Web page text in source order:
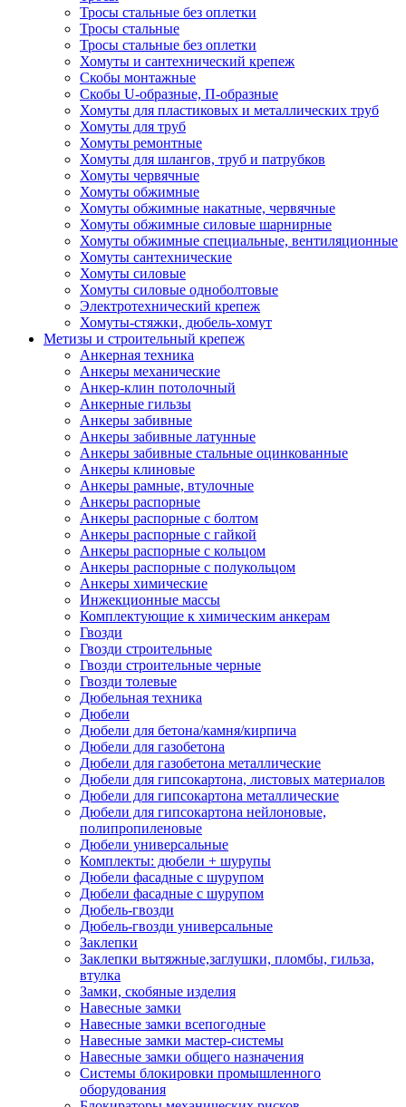
Тросы стальные без оплетки
Тросы стальные
Тросы стальные без оплетки
Хомуты и сантехнический крепеж
Скобы монтажные
Скобы U-образные, П-образные
Хомуты для пластиковых и металлических труб
Хомуты для труб
Хомуты ремонтные
Хомуты для шлангов, труб и патрубков
Хомуты червячные
Хомуты обжимные
Хомуты обжимные накатные, червячные
Хомуты обжимные силовые шарнирные
Хомуты обжимные специальные, вентиляционные
Хомуты сантехнические
Хомуты силовые
Хомуты силовые одноболтовые
Электротехнический крепеж
Хомуты-стяжки, дюбель-хомут
Метизы и строительный крепеж
Анкерная техника
Анкеры механические
Анкер-клин потолочный
Анкерные гильзы
Анкеры забивные
Анкеры забивные латунные
Анкеры забивные стальные оцинкованные
Анкеры клиновые
Анкеры рамные, втулочные
Анкеры распорные
Анкеры распорные с болтом
Анкеры распорные с гайкой
Анкеры распорные с кольцом
Анкеры распорные с полукольцом
Анкеры химические
Инжекционные массы
Комплектующие к химическим анкерам
Гвозди
Гвозди строительные
Гвозди строительные черные
Гвозди толевые
Дюбельная техника
Дюбели
Дюбели для бетона/камня/кирпича
Дюбели для газобетона
Дюбели для газобетона металлические
Дюбели для гипсокартона, листовых материалов
Дюбели для гипсокартона металлические
Дюбели для гипсокартона нейлоновые,
полипропиленовые
Дюбели универсальные
Комплекты: дюбели + шурупы
Дюбели фасадные с шурупом
Дюбели фасадные с шурупом
Дюбель-гвозди
Дюбель-гвозди универсальные
Заклепки
Заклепки вытяжные,заглушки, пломбы, гильза,
втулка
Замки, скобяные изделия
Навесные замки
Навесные замки всепогодные
Навесные замки мастер-системы
Навесные замки общего назначения
Системы блокировки промышленного
оборудования